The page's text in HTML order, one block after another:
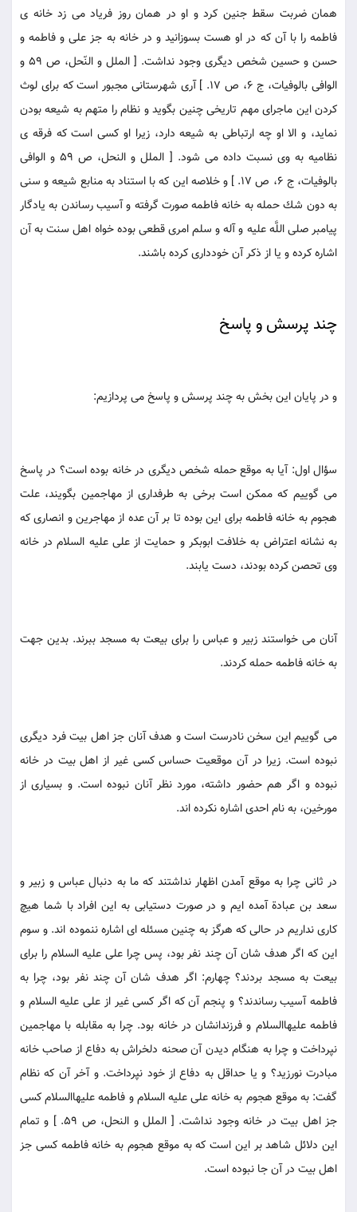
همان ضربت سقط جنين كرد و او در همان روز فرياد مى زد خانه ى
فاطمه را با آن كه در او هست بسوزانيد و در خانه به جز على و فاطمه و
حسن و حسين شخص ديگرى وجود نداشت. [ الملل و النّحل، ص 59 و
الوافى بالوفيات، ج 6، ص 17. ] آرى شهرستانى مجبور است كه براى لوث
كردن اين ماجراى مهم تاريخى چنين بگويد و نظام را متهم به شيعه بودن
نمايد، و الا او چه ارتباطى به شيعه دارد، زيرا او كسى است كه فرقه ى
نظاميه به وى نسبت داده مى شود. [ الملل و النحل، ص 59 و الوافى
بالوفيات، ج 6، ص 17. ] و خلاصه اين كه با استناد به منابع شيعه و سنى
به دون شك حمله به خانه فاطمه صورت گرفته و آسيب رساندن به يادگار
پيامبر صلى اللَّه عليه و آله و سلم امرى قطعى بوده خواه اهل سنت به آن
اشاره كرده و يا از ذكر آن خوددارى كرده باشند.
چند پرسش و پاسخ
و در پايان اين بخش به چند پرسش و پاسخ مى پردازيم:
سؤال اول: آيا به موقع حمله شخص ديگرى در خانه بوده است؟ در پاسخ
مى گوييم كه ممكن است برخى به طرفدارى از مهاجمين بگويند، علت
هجوم به خانه فاطمه براى اين بوده تا بر آن عده از مهاجرين و انصارى كه
به نشانه اعتراض به خلافت ابوبكر و حمايت از على عليه السلام در خانه
وى تحصن كرده بودند، دست يابند.
آنان مى خواستند زبير و عباس را براى بيعت به مسجد ببرند. بدين جهت
به خانه فاطمه حمله كردند.
مى گوييم اين سخن نادرست است و هدف آنان جز اهل بيت فرد ديگرى
نبوده است. زيرا در آن موقعيت حساس كسى غير از اهل بيت در خانه
نبوده و اگر هم حضور داشته، مورد نظر آنان نبوده است. و بسيارى از
مورخين، به نام احدى اشاره نكرده اند.
در ثانى چرا به موقع آمدن اظهار نداشتند كه ما به دنبال عباس و زبير و
سعد بن عبادة آمده ايم و در صورت دستيابى به اين افراد با شما هيچ
كارى نداريم در حالى كه هرگز به چنين مسئله اى اشاره ننموده اند. و سوم
اين كه اگر هدف شان آن چند نفر بود، پس چرا على عليه السلام را براى
بيعت به مسجد بردند؟ چهارم: اگر هدف شان آن چند نفر بود، چرا به
فاطمه آسيب رساندند؟ و پنجم آن كه اگر كسى غير از على عليه السلام و
فاطمه عليهاالسلام و فرزندانشان در خانه بود. چرا به مقابله با مهاجمين
نپرداخت و چرا به هنگام ديدن آن صحنه دلخراش به دفاع از صاحب خانه
مبادرت نورزيد؟ و يا حداقل به دفاع از خود نپرداخت. و آخر آن كه نظام
گفت: به موقع هجوم به خانه على عليه السلام و فاطمه عليهاالسلام كسى
جز اهل بيت در خانه وجود نداشت. [ الملل و النحل، ص 59. ] و تمام
اين دلائل شاهد بر اين است كه به موقع هجوم به خانه فاطمه كسى جز
اهل بيت در آن جا نبوده است.